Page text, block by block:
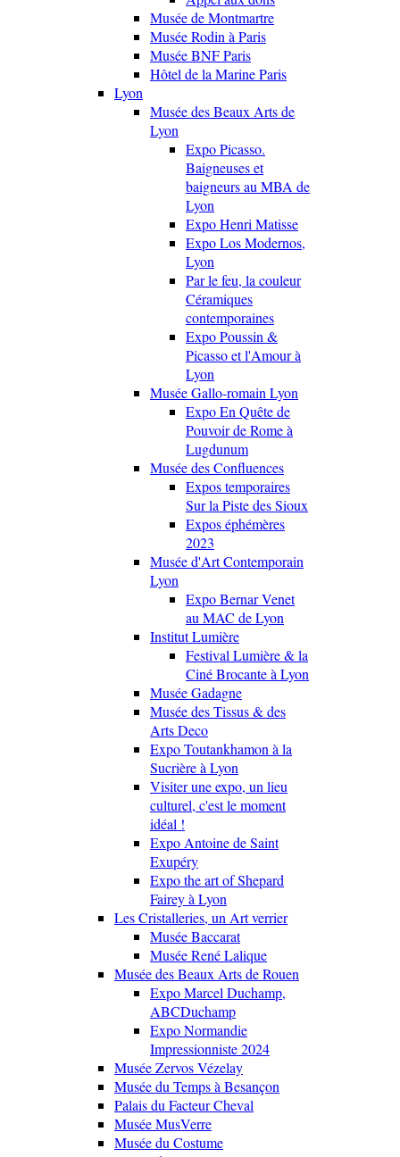
Musée de Montmartre
Musée Rodin à Paris
Musée BNF Paris
Hôtel de la Marine Paris
Lyon
Musée des Beaux Arts de
Lyon
Expo Picasso.
Baigneuses et
baigneurs au MBA de
Lyon
Expo Henri Matisse
Expo Los Modernos,
Lyon
Par le feu, la couleur
Céramiques
contemporaines
Expo Poussin &
Picasso et l'Amour à
Lyon
Musée Gallo-romain Lyon
Expo En Quête de
Pouvoir de Rome à
Lugdunum
Musée des Confluences
Expos temporaires
Sur la Piste des Sioux
Expos éphémères
2023
Musée d'Art Contemporain
Lyon
Expo Bernar Venet
au MAC de Lyon
Institut Lumière
Festival Lumière & la
Ciné Brocante à Lyon
Musée Gadagne
Musée des Tissus & des
Arts Deco
Expo Toutankhamon à la
Sucrière à Lyon
Visiter une expo, un lieu
culturel, c'est le moment
idéal !
Expo Antoine de Saint
Exupéry
Expo the art of Shepard
Fairey à Lyon
Les Cristalleries, un Art verrier
Musée Baccarat
Musée René Lalique
Musée des Beaux Arts de Rouen
Expo Marcel Duchamp,
ABCDuchamp
Expo Normandie
Impressionniste 2024
Musée Zervos Vézelay
Musée du Temps à Besançon
Palais du Facteur Cheval
Musée MusVerre
Musée du Costume